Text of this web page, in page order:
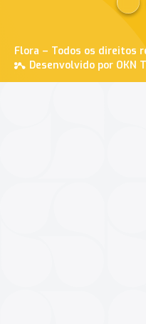
Flora – Todos os direitos
Desenvolvido por OKN